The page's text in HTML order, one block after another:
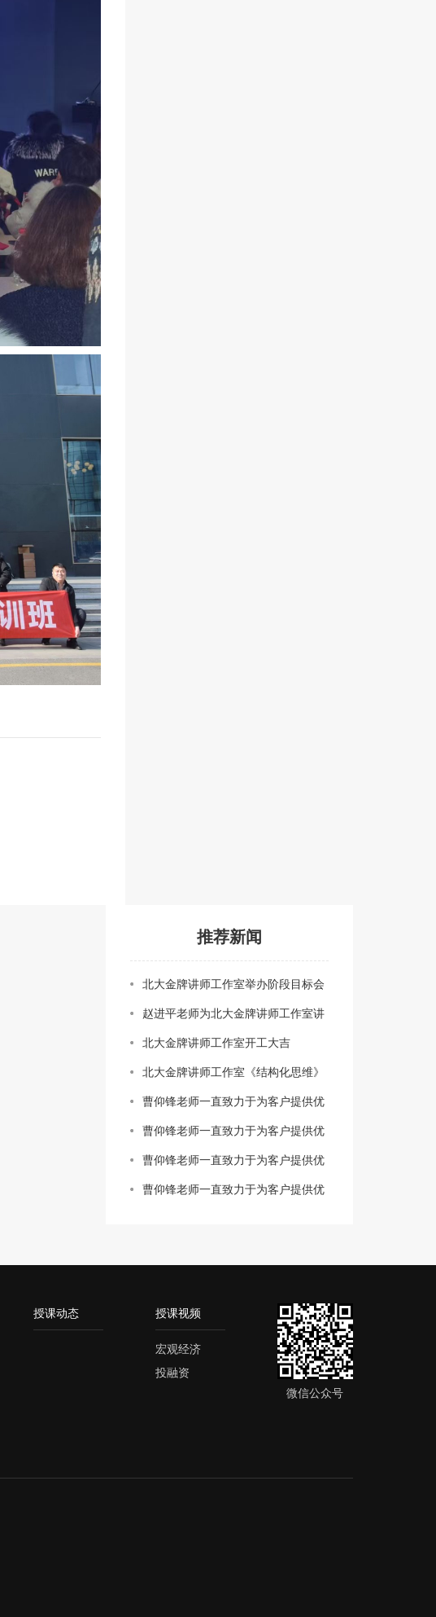
推荐新闻
北大金牌讲师工作室举办阶段目标会
赵进平老师为北大金牌讲师工作室讲
授《高效沟通技巧》线上直播课
北大金牌讲师工作室开工大吉
北大金牌讲师工作室《结构化思维》
课程学习活动圆满结束
曹仰锋老师一直致力于为客户提供优
质教学.
曹仰锋老师一直致力于为客户提供优
质教学.
曹仰锋老师一直致力于为客户提供优
质教学.
曹仰锋老师一直致力于为客户提供优
授课动态 授课视频
宏观经济
投融资
微信公众号